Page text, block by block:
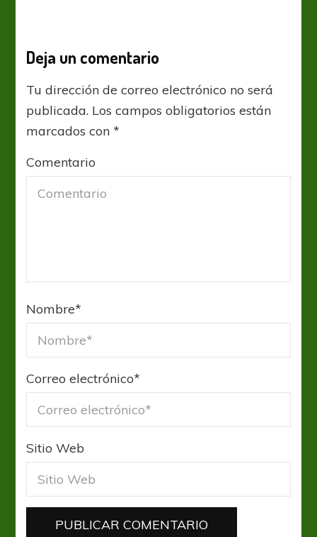
Deja un comentario
Tu dirección de correo electrónico no será
publicada. Los campos obligatorios están
marcados con*
Comentario
Nombre*
Correo electrónico*
Sitio Web